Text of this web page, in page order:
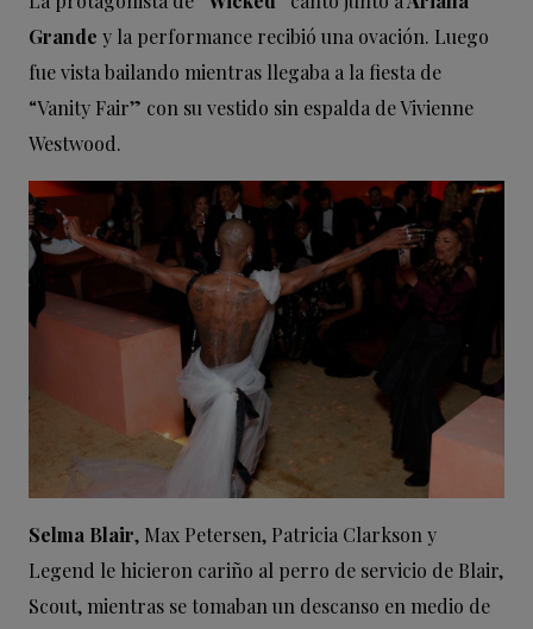
Grande y la performance recibió una ovación. Luego
fue vista bailando mientras llegaba a la fiesta de
“Vanity Fair” con su vestido sin espalda de Vivienne
Westwood.
Selma Blair, Max Petersen, Patricia Clarkson y
Legend le hicieron cariño al perro de servicio de Blair,
Scout, mientras se tomaban un descanso en medio de